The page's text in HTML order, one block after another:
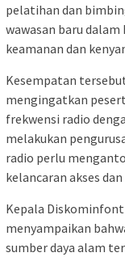
pelatihan dan
wawasan baru
keamanan dan
Kesempatan
mengingatkan
frekwensi radio
melakukan
radio perlu
kelancaran akses
Kepala
menyampaikan
sumber daya alam